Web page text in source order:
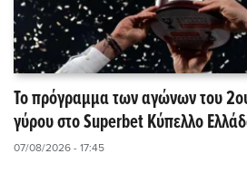
Το πρόγραμμα των αγώνων του
γύρου στο Superbet Κύπελλο
07/08/2026 - 17:45